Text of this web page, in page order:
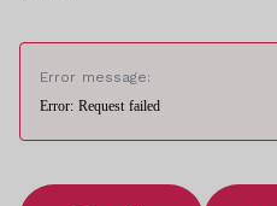
Error message:
Error: Request failed